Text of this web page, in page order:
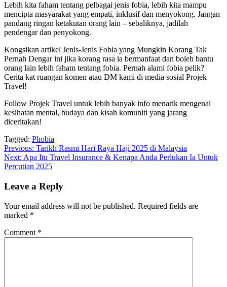
Lebih kita faham tentang pelbagai jenis fobia, lebih kita mampu
mencipta masyarakat yang empati, inklusif dan menyokong. Jangan
pandang ringan ketakutan orang lain – sebaliknya, jadilah
pendengar dan penyokong.
Kongsikan artikel Jenis-Jenis Fobia yang Mungkin Korang Tak
Pernah Dengar ini jika korang rasa ia bermanfaat dan boleh bantu
orang lain lebih faham tentang fobia. Pernah alami fobia pelik?
Cerita kat ruangan komen atau DM kami di media sosial Projek
Travel!
Follow Projek Travel untuk lebih banyak info menarik mengenai
kesihatan mental, budaya dan kisah komuniti yang jarang
diceritakan!
Tagged: Phobia
Post
navigation
Previous: Tarikh Rasmi Hari Raya Haji 2025 di Malaysia
Next: Apa Itu Travel Insurance & Kenapa Anda Perlukan Ia Untuk
Percutian 2025
Leave a Reply
Your email address will not be published. Required fields are
marked *
Comment *